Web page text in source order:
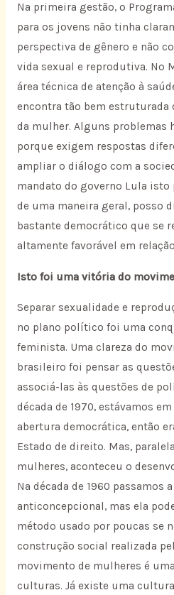
Na primeira gestão, o
para os jovens não tinha
perspectiva de gênero e não
vida sexual e reprodutiva. No
área técnica de atenção à
encontra tão bem estruturada
da mulher. Alguns problemas
porque exigem respostas
ampliar o diálogo com a
mandato do governo Lula isto
de uma maneira geral, posso
bastante democrático que se
altamente favorável em
Isto foi uma vitória do
Separar sexualidade e
no plano político foi uma
feminista. Uma clareza do
brasileiro foi pensar as
associá-las às questões de
década de 1970, estávamos
abertura democrática, então
Estado de direito. Mas,
mulheres, aconteceu o
Na década de 1960 passamos
anticoncepcional, mas ela
método usado por poucas se
construção social realizada
movimento de mulheres é
culturas. Já existe uma